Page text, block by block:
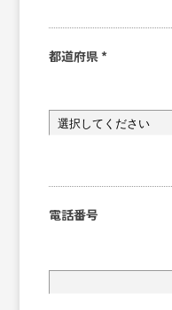
都道府県 *
電話番号